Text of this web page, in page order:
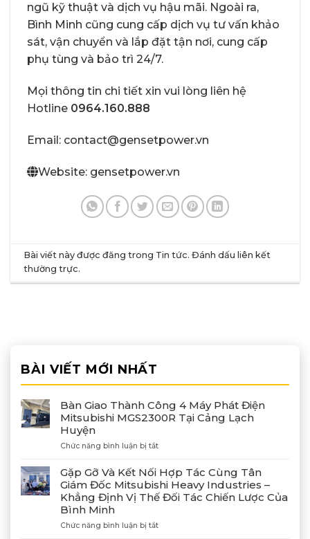
ngũ kỹ thuật và dịch vụ hậu mãi. Ngoài ra,
Bình Minh cũng cung cấp dịch vụ tư vấn khảo
sát, vận chuyển và lắp đặt tận nơi, cung cấp
phụ tùng và bảo trì 24/7.
Mọi thông tin chi tiết xin vui lòng liên hệ
Hotline 0964.160.888
Email: contact@gensetpower.vn
Website: gensetpower.vn
Bài viết này được đăng trong Tin tức. Đánh dấu liên kết
thường trực.
BÀI VIẾT MỚI NHẤT
Bàn Giao Thành Công 4 Máy Phát Điện
Mitsubishi MGS2300R Tại Cảng Lạch
Huyện
Chức năng bình luận bị tắtở
Giao
Thành
Công
4
Phát
Gặp Gỡ Và Kết Nối Hợp Tác Cùng Tân
Giám Đốc Mitsubishi Heavy Industries –
Khẳng Định Vị Thế Đối Tác Chiến Lược Của
Bình Minh
Chức năng bình luận bị tắtở